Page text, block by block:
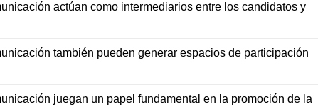
actúan como intermediarios entre los candidatos y
también pueden generar espacios de participación
juegan un papel fundamental en la promoción de la